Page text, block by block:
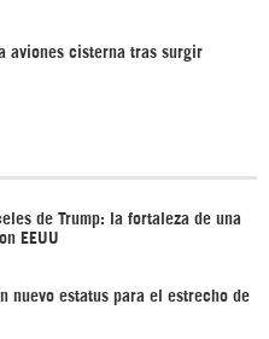
aviones cisterna tras surgir
de Trump: la fortaleza de una
EEUU
nuevo estatus para el estrecho de